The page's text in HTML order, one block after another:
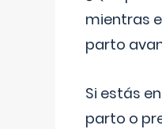
mientras
parto
Si estás
parto o